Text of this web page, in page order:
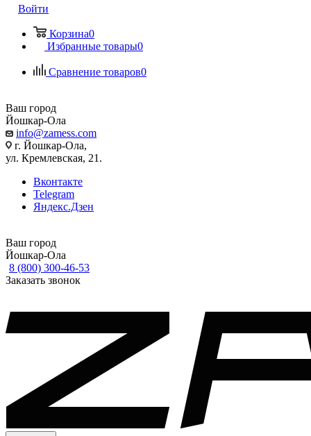
Войти
Корзина0
Избранные товары0
Сравнение товаров0
Ваш город
Йошкар-Ола
info@zamess.com
г. Йошкар-Ола,
ул. Кремлевская, 21.
Вконтакте
Telegram
Яндекс.Дзен
Ваш город
Йошкар-Ола
8 (800) 300-46-53
Заказать звонок